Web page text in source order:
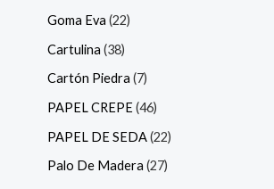
Goma Eva 22
Cartulina 38
Cartón Piedra 7
PAPEL CREPE 46
PAPEL DE SEDA 22
Palo De Madera 27